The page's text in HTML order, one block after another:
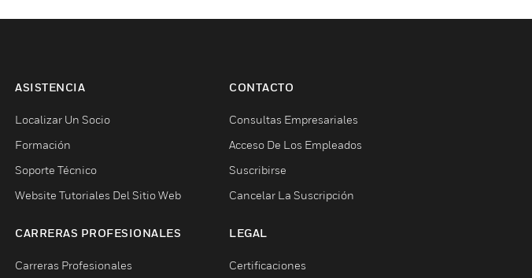
ASISTENCIA
Localizar Un Socio
Formación
Soporte Técnico
Website Tutoriales Del Sitio Web
CARRERAS PROFESIONALES
Carreras Profesionales
CONTACTO
Consultas Empresariales
Acceso De Los Empleados
Suscribirse
Cancelar La Suscripción
LEGAL
Certificaciones